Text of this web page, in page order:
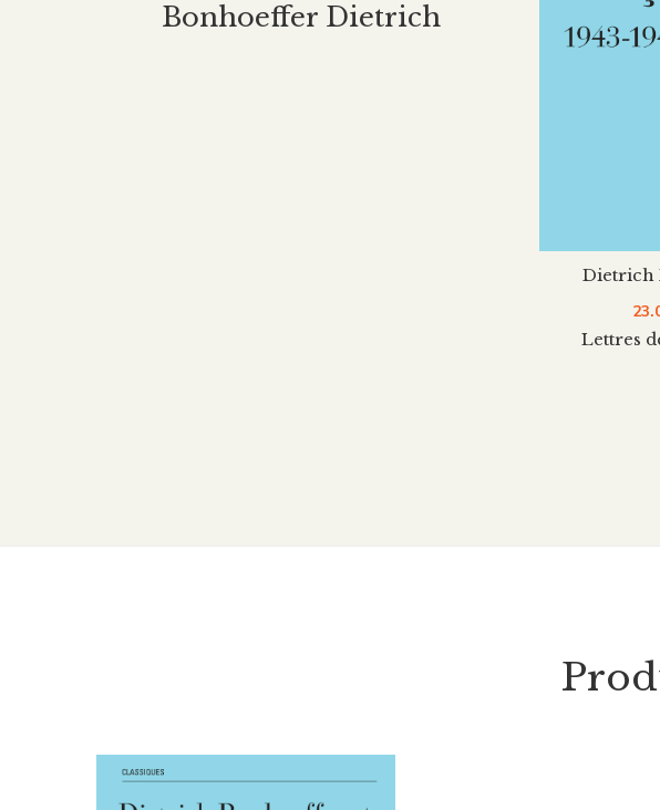
Bonhoeffer Dietrich
Lettres
Dietrich